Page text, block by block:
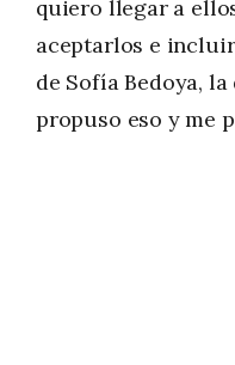
quiero llegar a
aceptarlos e
de Sofía Bedoya,
propuso eso y me